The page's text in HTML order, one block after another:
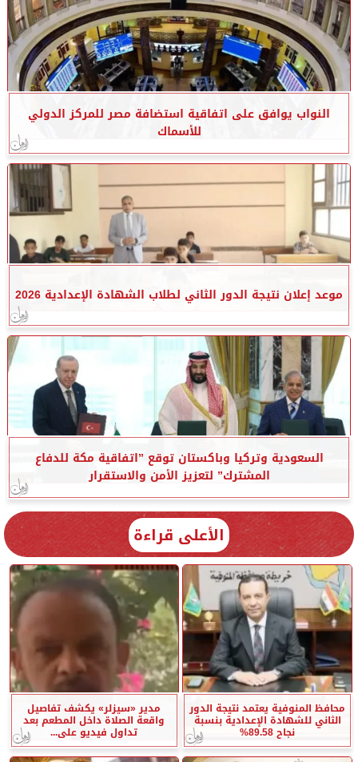
النواب يوافق على اتفاقية استضافة مصر للمركز الدولي
للأسماك
موعد إعلان نتيجة الدور الثاني لطلاب الشهادة الإعدادية 2026
السعودية وتركيا وباكستان توقع ”اتفاقية مكة للدفاع
المشترك” لتعزيز الأمن والاستقرار
الأعلى قراءة
محافظ المنوفية يعتمد نتيجة الدور
الثاني للشهادة الإعدادية بنسبة
نجاح 89.58%
مدير «سيزلر» يكشف تفاصيل
واقعة الصلاة داخل المطعم بعد
تداول فيديو على...